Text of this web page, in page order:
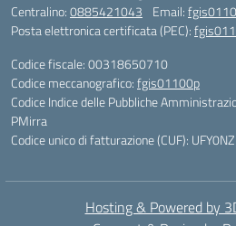
Centralino:0885421043 Email:
Posta elettronica certificata (PEC):
Codice fiscale: 00318650710
Codice meccanografico:fgis01100p
Codice Indice delle Pubbliche
PMirra
Codice unico di fatturazione (CUF): UFY0NZ
Hosting & Powered by